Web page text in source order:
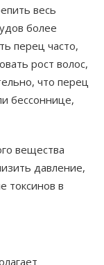
весь
более
перец часто,
рост волос,
что перец
бессоннице,
вещества
давление,
токсинов в